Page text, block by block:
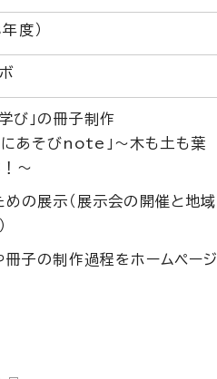
度）
び」の冊子制作
にあそびnote」～木も土も葉
～
の展示（展示会の開催と地域
子の制作過程をホームページ